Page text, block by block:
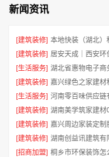
新闻资讯
[建筑装修]
[建筑装修] 居安天成｜西安环
[生活服务]
[建筑装修]
[生活服务] 河南零百味供应链
[建筑装修] 湖南美学筑家建
[建筑装修] 嘉兴周边家装定
[建筑装修]
[招商加盟] 桐乡市环保装饰怎